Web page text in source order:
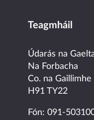
Teagmháil
Údarás na
Na Forbacha
Co. na Gaillimhe
H91 TY22
Fón: 091-